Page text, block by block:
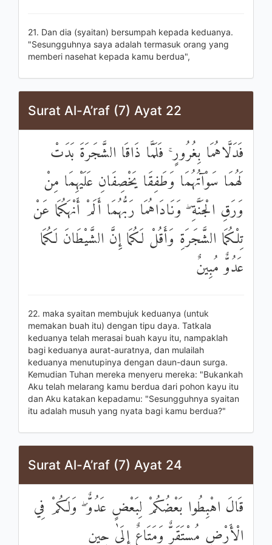
21. Dan dia (syaitan) bersumpah kepada keduanya.
"Sesungguhnya saya adalah termasuk orang yang
memberi nasehat kepada kamu berdua",
Surat Al-A’raf (7) Ayat 22
فَدَلَّاهُمَا بِغُرُورٍ ۚ فَلَمَّا ذَاقَا الشَّجَرَةَ بَدَتْ
لَهُمَا سَوْآتُهُمَا وَطَفِقَا يَخْصِفَانِ عَلَيْهِمَا مِنْ
وَرَقِ الْجَنَّةِ ۖ وَنَادَاهُمَا رَبُّهُمَا أَلَمْ أَنْهَكُمَا عَنْ
تِلْكُمَا الشَّجَرَةِ وَأَقُلْ لَكُمَا إِنَّ الشَّيْطَانَ لَكُمَا
عَدُوٌّ مُبِينٌ
22. maka syaitan membujuk keduanya (untuk
memakan buah itu) dengan tipu daya. Tatkala
keduanya telah merasai buah kayu itu, nampaklah
bagi keduanya aurat-auratnya, dan mulailah
keduanya menutupinya dengan daun-daun surga.
Kemudian Tuhan mereka menyeru mereka: "Bukankah
Aku telah melarang kamu berdua dari pohon kayu itu
dan Aku katakan kepadamu: "Sesungguhnya syaitan
itu adalah musuh yang nyata bagi kamu berdua?"
Surat Al-A’raf (7) Ayat 24
قَالَ اهْبِطُوا بَعْضُكُمْ لِبَعْضٍ عَدُوٌّ ۖ وَلَكُمْ فِي
الْأَرْضِ مُسْتَقَرٌّ وَمَتَاعٌ إِلَىٰ حِينٍ